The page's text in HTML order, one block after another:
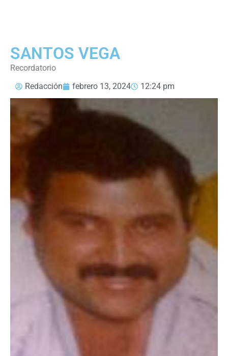
SANTOS VEGA
Recordatorio
Redacción
febrero 13, 2024 12:24 pm